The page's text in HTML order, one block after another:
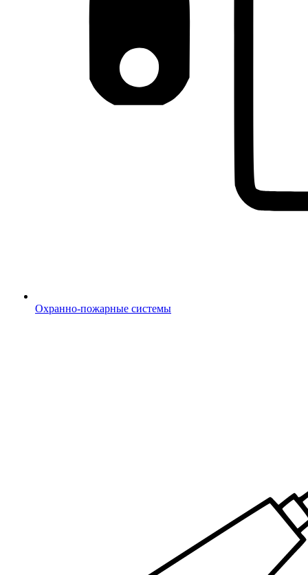
Охранно-пожарные системы